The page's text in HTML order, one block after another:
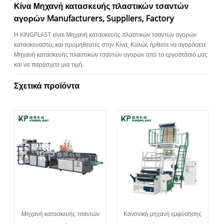
Κίνα Μηχανή κατασκευής πλαστικών τσαντών
αγορών Manufacturers, Suppliers, Factory
Η KINGPLAST είναι Μηχανή κατασκευής πλαστικών τσαντών αγορών
κατασκευαστές και προμηθευτές στην Κίνα, Καλώς ήρθατε να αγοράσετε
Μηχανή κατασκευής πλαστικών τσαντών αγορών από το εργοστάσιό μας
και να παράσχετε μια τιμή.
Σχετικά προϊόντα
Μηχανή κατασκευής τσαντών
Κανονική μηχανή εμφύσησης